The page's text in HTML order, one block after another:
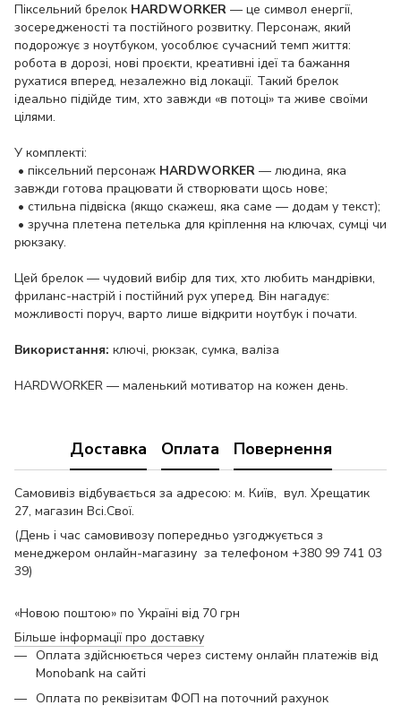
Піксельний брелок HARDWORKER — це символ енергії,
зосередженості та постійного розвитку. Персонаж, який
подорожує з ноутбуком, уособлює сучасний темп життя:
робота в дорозі, нові проєкти, креативні ідеї та бажання
рухатися вперед, незалежно від локації. Такий брелок
ідеально підійде тим, хто завжди «в потоці» та живе своїми
цілями.
У комплекті:
• піксельний персонаж HARDWORKER — людина, яка
завжди готова працювати й створювати щось нове;
• стильна підвіска (якщо скажеш, яка саме — додам у текст);
• зручна плетена петелька для кріплення на ключах, сумці чи
рюкзаку.
Цей брелок — чудовий вибір для тих, хто любить мандрівки,
фриланс-настрій і постійний рух уперед. Він нагадує:
можливості поруч, варто лише відкрити ноутбук і почати.
Використання: ключі, рюкзак, сумка, валіза
HARDWORKER — маленький мотиватор на кожен день.
Доставка Оплата Повернення
Самовивіз відбувається за адресою: м. Київ, вул. Хрещатик
27, магазин Всі.Свої.
(День і час самовивозу попередньо узгоджується з
менеджером онлайн-магазину за телефоном +380 99 741 03
39)
«Новою поштою» по Україні від 70 грн
Більше інформації про доставку
Оплата здійснюється через систему онлайн платежів від
Monobank на сайті
Оплата по реквізитам ФОП на поточний рахунок